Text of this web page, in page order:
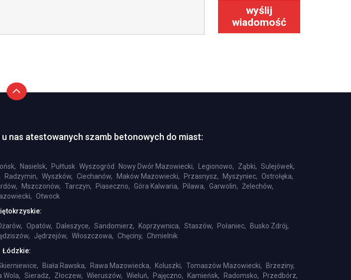
wyślij
wiadomość
nas atestowanych szamb betonowych do miast:
Nasielsk, Pułtusk Wyszogród Nowy Dwór Mazowiecki, Legionowo, Ząbki, Sulejówek,
Radzymin, Wyszków, Ciechanów, Maków Mazowiecki, Przasnysz, Myszyniec, Ostrołęka,
Mszczonów, Tarczyn, Piaseczno, Góra Kalwaria, Pilawa, Garwolin, Żelechów,
Otwock
Opatów, Daleszyce, Sandomierz, Koprzywnica, Staszów, Połaniec,
Busko Zdrój,
Jędrzejów, Włoszczowa, Chęciny, Chmielnik
Łódzkie:
Biała Rawska, Rawa Mazowiecka, Koluszki, Tomaszów Mazowiecki,
Brzeziny,
Wola, Sieradz, Złoczew, Wieruszów, Wieluń, Pajęczno, Kamieńsk, Radomsko,
Przedbórz,